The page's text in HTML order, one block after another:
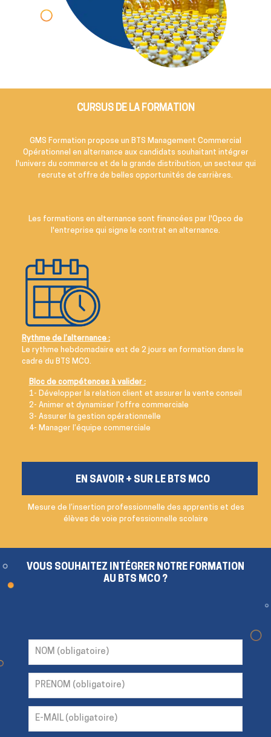
CURSUS DE LA FORMATION
GMS Formation propose un BTS Management Commercial
Opérationnel en alternance aux candidats souhaitant intégrer
l'univers du commerce et de la grande distribution, un secteur qui
recrute et offre de belles opportunités de carrières.
Les formations en alternance sont financées par l'Opco de
l'entreprise qui signe le contrat en alternance.
Rythme de l’alternance :
Le rythme hebdomadaire est de 2 jours en formation dans le
cadre du BTS MCO.
Bloc de compétences à valider :
1- Développer la relation client et assurer la vente conseil
2- Animer et dynamiser l’offre commerciale
3- Assurer la gestion opérationnelle
4- Manager l’équipe commerciale
EN SAVOIR + SUR LE BTS MCO
Mesure de l’insertion professionnelle des apprentis et des
élèves de voie professionnelle scolaire
VOUS SOUHAITEZ INTÉGRER NOTRE FORMATION
AU BTS MCO ?